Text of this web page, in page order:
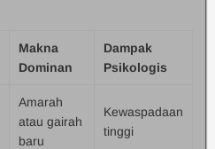
Makna
Dominan
Dampak
Psikologis
Amarah
atau gairah
baru
Kewaspadaan
tinggi